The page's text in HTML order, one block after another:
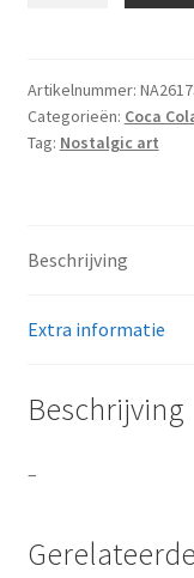
your
self
-
x
cm
Artikelnummer:
Categorieën: Coca
Tag: Nostalgic art
Beschrijving
Extra informatie
Beschrijving
–